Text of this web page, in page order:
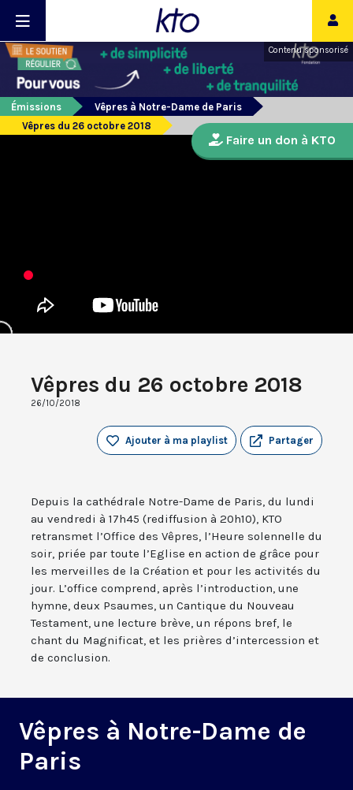
Contenu sponsorisé
Émissions
Vêpres à Notre-Dame de Paris
Vêpres du 26 octobre 2018
Vêpres du 26 octobre 2018
26/10/2018
Partager
Ajouter à ma playlist
Depuis la cathédrale Notre-Dame de Paris, du lundi
au vendredi à 17h45 (rediffusion à 20h10), KTO
retransmet l’Office des Vêpres, l’Heure solennelle du
soir, priée par toute l’Eglise en action de grâce pour
les merveilles de la Création et pour les activités du
jour. L’office comprend, après l’introduction, une
hymne, deux Psaumes, un Cantique du Nouveau
Testament, une lecture brève, un répons bref, le
chant du Magnificat, et les prières d’intercession et
de conclusion.
Vêpres à Notre-Dame de
Paris
Faire un don à KTO